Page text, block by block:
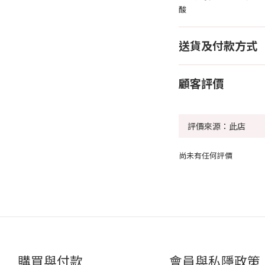
酸
送貨及付款方式
顧客評價
尚未有任何評價
購買與付款 會員與私隱政策